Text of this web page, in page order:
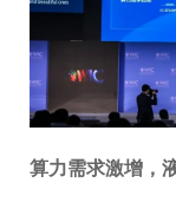
算力需求激增，